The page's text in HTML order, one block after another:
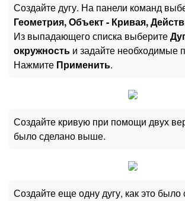
Создайте дугу. На панели команд
Геометрия, Объект - Кривая,
Из выпадающего списка выберите
окружность и задайте необходимые
Нажмите Применить.
Создайте кривую при помощи двух
было сделано выше.
Создайте еще одну дугу, как это